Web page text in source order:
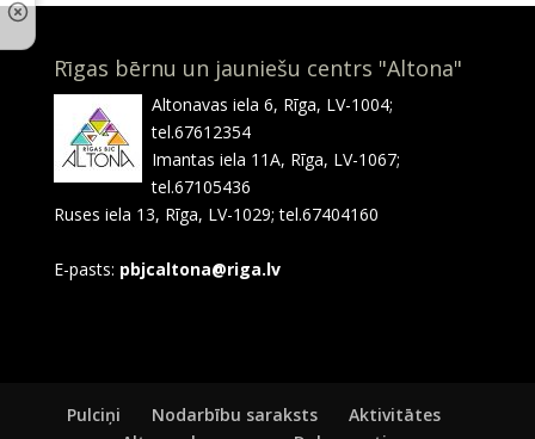
Rīgas bērnu un jauniešu centrs "Altona"
Altonavas iela 6, Rīga, LV-1004;
tel.67612354
Imantas iela 11A, Rīga, LV-1067;
tel.67105436
Ruses iela 13, Rīga, LV-1029; tel.67404160
E-pasts: pbjcaltona@riga.lv
Pulciņi Nodarbību saraksts
Aktivitātes